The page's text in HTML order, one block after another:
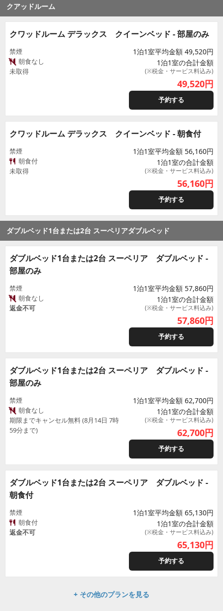
クアッドルーム
クワッドルーム デラックス クイーンベッド - 部屋のみ
禁煙
朝食なし
未取得
1泊1室平均金額 49,520円
1泊1室の合計金額
(※税金・サービス料込み)
49,520円
予約する
クワッドルーム デラックス クイーンベッド - 朝食付
禁煙
朝食付
未取得
1泊1室平均金額 56,160円
1泊1室の合計金額
(※税金・サービス料込み)
56,160円
予約する
ダブルベッド1台または2台 スーペリアダブルベッド
ダブルベッド1台または2台 スーペリア ダブルベッド -
部屋のみ
禁煙
朝食なし
返金不可
1泊1室平均金額 57,860円
1泊1室の合計金額
(※税金・サービス料込み)
57,860円
予約する
ダブルベッド1台または2台 スーペリア ダブルベッド -
部屋のみ
禁煙
朝食なし
期限までキャンセル無料 (8月14日 7時
59分まで)
1泊1室平均金額 62,700円
1泊1室の合計金額
(※税金・サービス料込み)
62,700円
予約する
ダブルベッド1台または2台 スーペリア ダブルベッド -
朝食付
禁煙
朝食付
返金不可
1泊1室平均金額 65,130円
1泊1室の合計金額
(※税金・サービス料込み)
65,130円
予約する
+ その他のプランを見る